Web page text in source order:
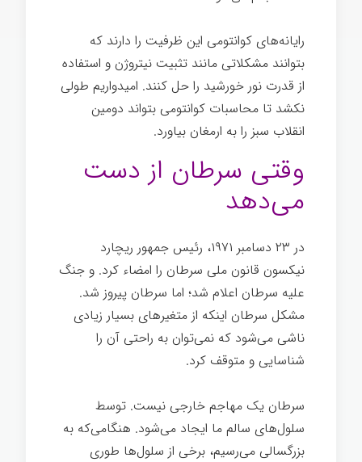
رایانه‌های کوانتومی این ظرفیت را دارند که
بتوانند مشکلاتی مانند تثبیت نیتروژن و استفاده
از قدرت نور خورشید را حل کنند. امیدواریم طولی
نکشد تا محاسبات کوانتومی بتواند دومین
انقلاب سبز را به ارمغان بیاورد.
وقتی سرطان از دست
می‌دهد
در ۲۳ دسامبر ۱۹۷۱، رئیس جمهور ریچارد
نیکسون قانون ملی سرطان را امضاء کرد. و جنگ
علیه سرطان اعلام شد؛ اما سرطان پیروز شد.
مشکل سرطان اینکه از متغیرهای بسیار زیادی
ناشی می‌شود که نمی‌توان به راحتی آن را
شناسایی و متوقف کرد.
سرطان یک مهاجم خارجی نیست. توسط
سلول‌های سالم ما ایجاد می‌شود. هنگامی‌که به
بزرگسالی می‌رسیم، برخی از سلول‌ها طوری